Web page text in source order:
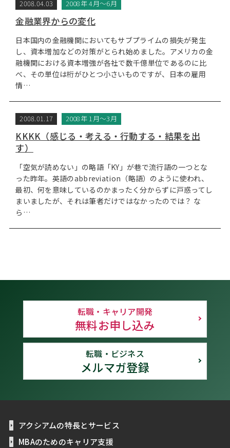
2008.04.03 2008年 4月～6月
金融業界からの変化
日本国内の金融機関においてもサブプライムの損失が発生
し、資本増加などの対策がとられ始めました。アメリカの金
融機関における資本増強が各社で数千億単位であるのに比
べ、その単位は桁がひとつ小さいものですが、日本の雇用
情…
2008.01.17 2008年 1月～3月
KKKK（感じる・考える・行動する・結果を出
す）
「空気が読めない」の略語「KY」が巷で流行語の一つとな
った昨年。英語のabbreviation（略語）のように使われ、
最初、何を意味しているのかまったく分からずに戸惑ってし
まいましたが、それは筆者だけではなかったのでは？ な
ら…
転職・キャリア開発
無料お申し込み
転職・ビジネス
メルマガ登録
アクシアムの特長とサービス
MBAのためのキャリア支援